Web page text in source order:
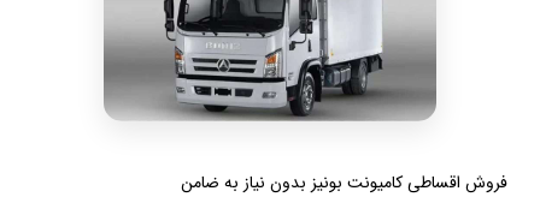
فروش اقساطی کامیونت بونیز بدون نیاز به ضامن